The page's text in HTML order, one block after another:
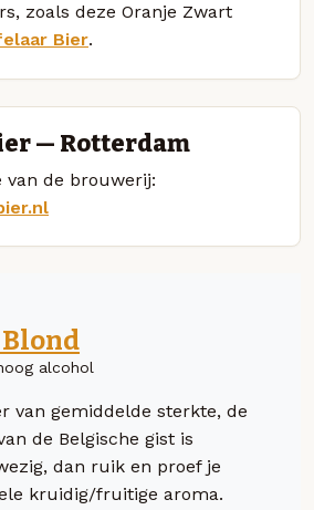
zoals deze Oranje Zwart
Bier.
— Rotterdam
van de brouwerij:
alcohol
van gemiddelde sterkte, de
de Belgische gist is
dan ruik en proef je
kruidig/fruitige aroma.